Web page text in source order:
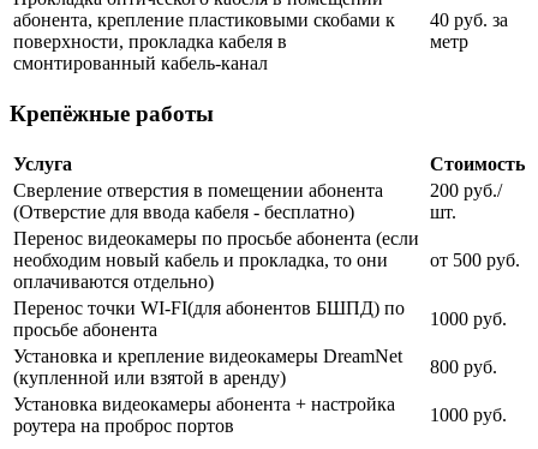
абонента, крепление пластиковыми скобами к
поверхности, прокладка кабеля в
смонтированный кабель-канал
40 руб. за
метр
Крепёжные работы
Услуга
Стоимость
Сверление отверстия в помещении абонента
(Отверстие для ввода кабеля - бесплатно)
200 руб./
шт.
Перенос видеокамеры по просьбе абонента (если
необходим новый кабель и прокладка, то они
оплачиваются отдельно)
от 500 руб.
Перенос точки WI-FI(для абонентов БШПД) по
просьбе абонента
1000 руб.
Установка и крепление видеокамеры DreamNet
(купленной или взятой в аренду)
800 руб.
Установка видеокамеры абонента + настройка
роутера на проброс портов
1000 руб.